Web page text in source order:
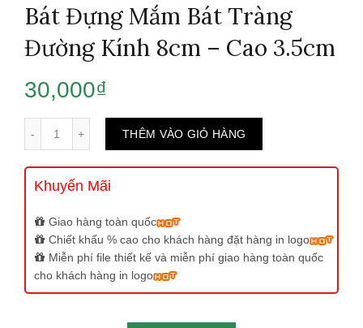
Bát Đựng Mắm Bát Tràng
Đường Kính 8cm – Cao 3.5cm
30,000₫
THÊM VÀO GIỎ HÀNG
Khuyến Mãi
Giao hàng toàn quốc
Chiết khấu % cao cho khách hàng đặt hàng in logo
Miễn phí file thiết kế và miễn phí giao hàng toàn quốc
cho khách hàng in logo